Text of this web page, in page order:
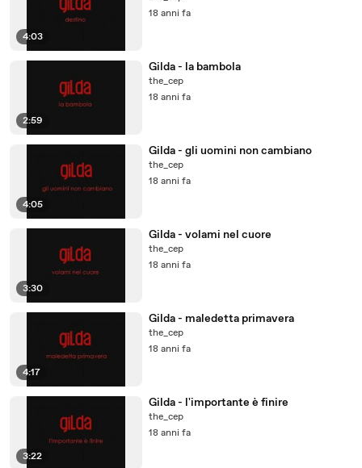
4:03
18 anni fa
2:59
Gilda - la bambola
the_cep
18 anni fa
4:05
Gilda - gli uomini non cambiano
the_cep
18 anni fa
3:30
Gilda - volami nel cuore
the_cep
18 anni fa
4:17
Gilda - maledetta primavera
the_cep
18 anni fa
3:22
Gilda - l'importante è finire
the_cep
18 anni fa